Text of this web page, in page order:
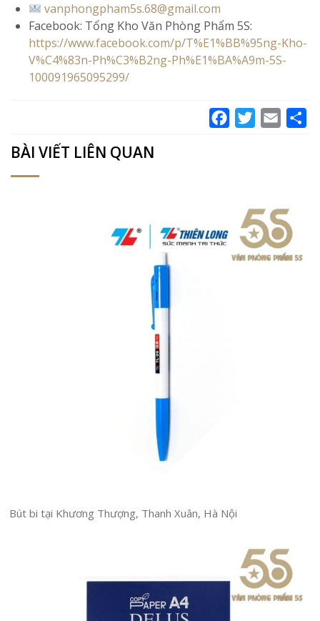
vanphongpham5s.68@gmail.com
Facebook: Tổng Kho Văn Phòng Phẩm 5S:
https://www.facebook.com/p/T%E1%BB%95ng-Kho-
V%C4%83n-Ph%C3%B2ng-Ph%E1%BA%A9m-5S-
100091965095299/
FacebookTwitterEmail
BÀI VIẾT LIÊN QUAN
Bút bi tại Khương Thượng, Thanh Xuân, Hà Nội